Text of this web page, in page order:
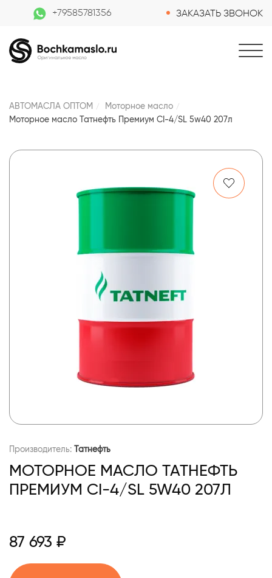
+79585781356 ЗАКАЗАТЬ ЗВОНОК
АВТОМАСЛА ОПТОМ
Моторное масло
Моторное масло Татнефть Премиум CI-4/SL 5w40 207л
Производитель: Татнефть
МОТОРНОЕ МАСЛО ТАТНЕФТЬ
ПРЕМИУМ CI-4/SL 5W40 207Л
87 693 ₽